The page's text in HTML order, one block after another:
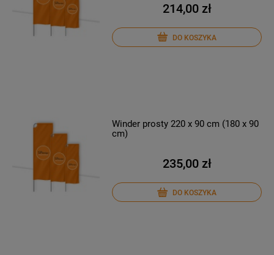
214,00 zł
DO KOSZYKA
Winder prosty 220 x 90 cm (180 x 90
cm)
235,00 zł
DO KOSZYKA